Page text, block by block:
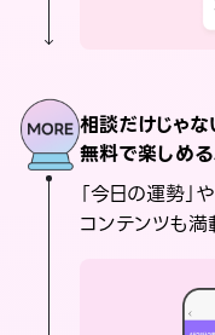
相談だけじゃな
無料で楽しめ
「今日の運勢」
コンテンツも満